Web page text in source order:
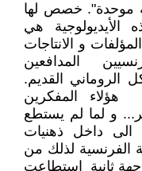
موحدة". خصص لها
الأيديولوجية هي
و الانتاجات
المدافعين
الروماني القديم.
هؤلاء المفكرين
و لما لم يستطع
الى داخل ذهنيات
الفرنسية لذلك من
ثانية استطاعت